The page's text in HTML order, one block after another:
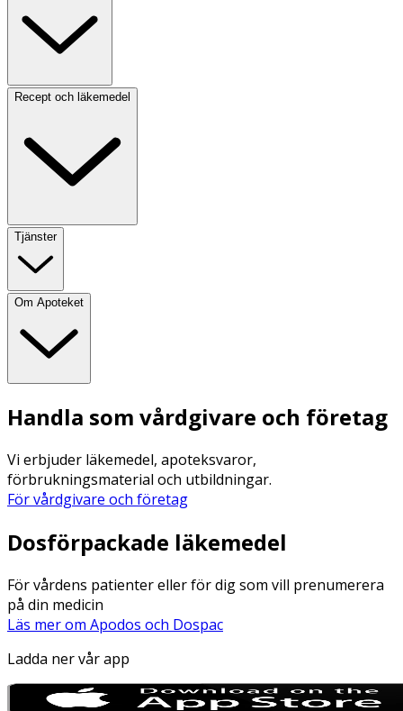
Recept och läkemedel
Tjänster
Om Apoteket
Handla som vårdgivare och företag
Vi erbjuder läkemedel, apoteksvaror,
förbrukningsmaterial och utbildningar.
För vårdgivare och företag
Dosförpackade läkemedel
För vårdens patienter eller för dig som vill prenumerera
på din medicin
Läs mer om Apodos och Dospac
Ladda ner vår app